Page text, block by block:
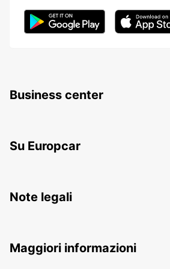
Business center
Su Europcar
Note legali
Maggiori informazioni